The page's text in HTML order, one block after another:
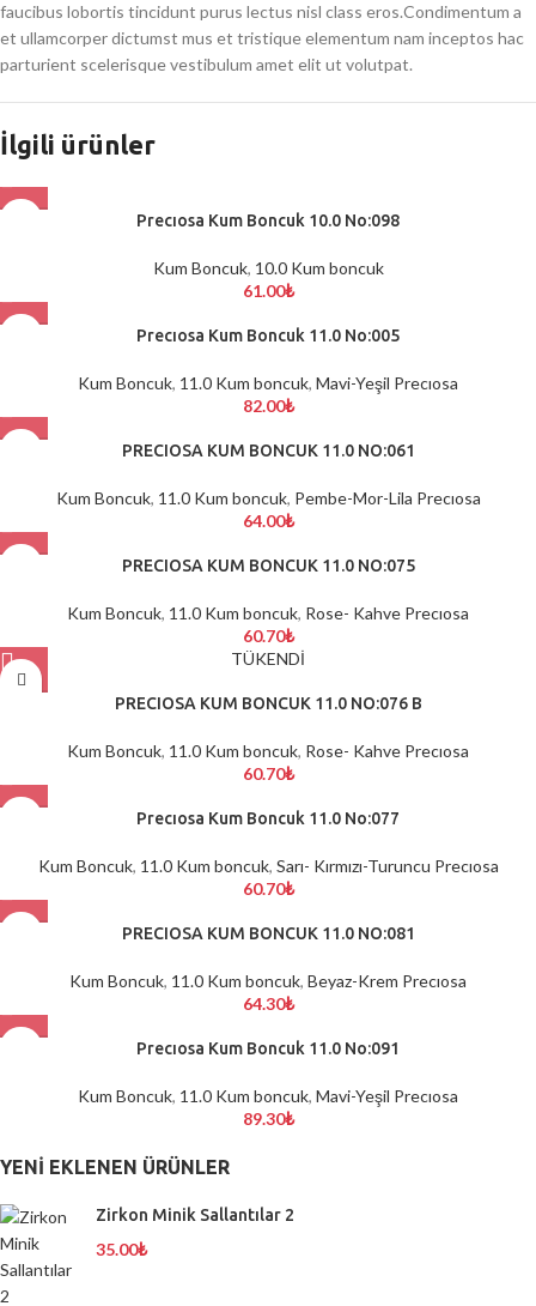
faucibus lobortis tincidunt purus lectus nisl class eros.Condimentum a
et ullamcorper dictumst mus et tristique elementum nam inceptos hac
parturient scelerisque vestibulum amet elit ut volutpat.
İlgili ürünler
Precıosa Kum Boncuk 10.0 No:098
Kum Boncuk, 10.0 Kum boncuk
61.00₺
Precıosa Kum Boncuk 11.0 No:005
Kum Boncuk, 11.0 Kum boncuk, Mavi-Yeşil Precıosa
82.00₺
PRECIOSA KUM BONCUK 11.0 NO:061
Kum Boncuk, 11.0 Kum boncuk, Pembe-Mor-Lila Precıosa
64.00₺
PRECIOSA KUM BONCUK 11.0 NO:075
Kum Boncuk, 11.0 Kum boncuk, Rose- Kahve Precıosa
60.70₺
TÜKENDİ
PRECIOSA KUM BONCUK 11.0 NO:076 B
Kum Boncuk, 11.0 Kum boncuk, Rose- Kahve Precıosa
60.70₺
Precıosa Kum Boncuk 11.0 No:077
Kum Boncuk, 11.0 Kum boncuk, Sarı- Kırmızı-Turuncu Precıosa
60.70₺
PRECIOSA KUM BONCUK 11.0 NO:081
Kum Boncuk, 11.0 Kum boncuk, Beyaz-Krem Precıosa
64.30₺
Precıosa Kum Boncuk 11.0 No:091
Kum Boncuk, 11.0 Kum boncuk, Mavi-Yeşil Precıosa
89.30₺
YENI EKLENEN ÜRÜNLER
Zirkon Minik Sallantılar 2
35.00₺